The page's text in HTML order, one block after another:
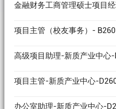
金融财务工商管理硕士项目
项目主管（校友事务）-
高级项目助理-新质产业中心-
项目主管-新质产业中心-
办公室助理-新质产业中心-